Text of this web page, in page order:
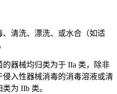
清洗、漂洗、或水合（如适
器械均归类为于 IIa 类，除非
入性器械消毒的消毒溶液或清
为 IIb 类。